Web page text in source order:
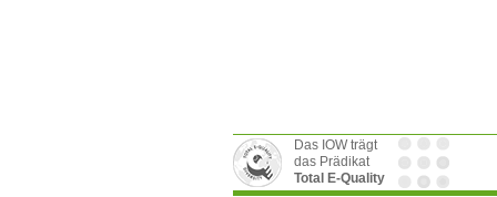
Das IOW trägt
das Prädikat
Total E-Quality